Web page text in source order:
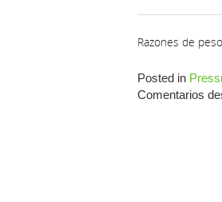
Razones de
Posted in
Comentarios